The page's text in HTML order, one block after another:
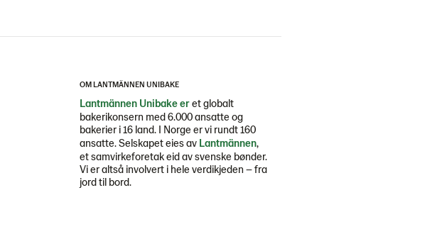
OM LANTMÄNNEN UNIBAKE
Lantmännen Unibake eret globalt
bakerikonsern med 6.000 ansatte og
bakerier i 16 land. I Norge er vi rundt 160
ansatte. Selskapet eies av Lantmännen,
et samvirkeforetak eid av svenske bønder.
Vi er altså involvert i hele verdikjeden – fra
jord til bord.